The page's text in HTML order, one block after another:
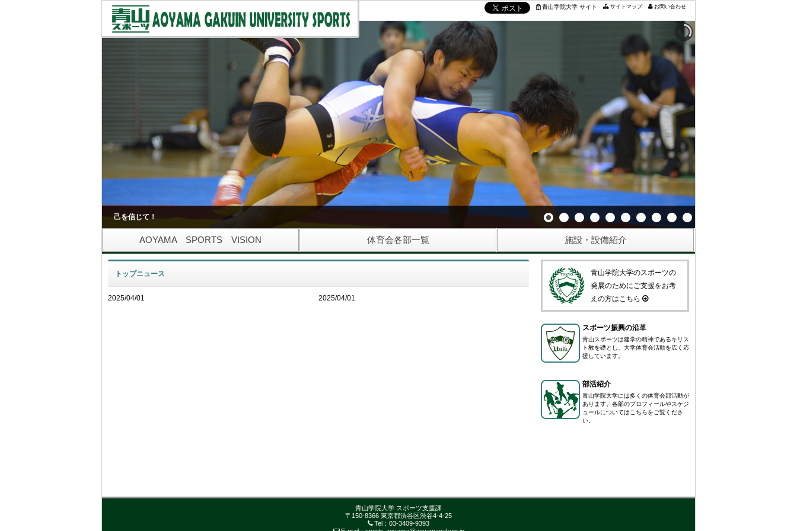
青山学院大学 サイト サイトマップ お問い合わせ
己を信じて！
AOYAMA SPORTS VISION 体育会各部一覧 施設・設備紹介
トップニュース
2025/04/01 2025/04/01
青山学院大学のスポーツの
発展のためにご支援をお考
えの方はこちら
スポーツ振興の沿革
青山スポーツは建学の精神であるキリス
ト教を礎とし、大学体育会活動を広く応
援しています。
部活紹介
青山学院大学には多くの体育会部活動が
あります。各部のプロフィールやスケジ
ュールについてはこちらをご覧くださ
い。
青山学院大学 スポーツ支援課
〒150-8366 東京都渋谷区渋谷4-4-25
Tel：03-3409-9393